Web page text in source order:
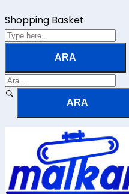
Shopping Basket